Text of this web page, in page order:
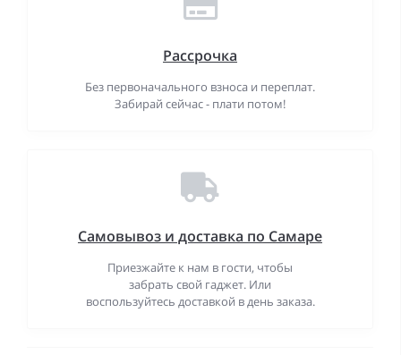
Рассрочка
Без первоначального взноса и переплат.
Забирай сейчас - плати потом!
Самовывоз и доставка по Самаре
Приезжайте к нам в гости, чтобы
забрать свой гаджет. Или
воспользуйтесь доставкой в день заказа.